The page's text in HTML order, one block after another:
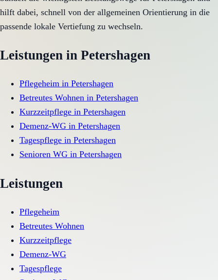
hilft dabei, schnell von der allgemeinen Orientierung in die
passende lokale Vertiefung zu wechseln.
Leistungen in Petershagen
Pflegeheim in Petershagen
Betreutes Wohnen in Petershagen
Kurzzeitpflege in Petershagen
Demenz-WG in Petershagen
Tagespflege in Petershagen
Senioren WG in Petershagen
Leistungen
Pflegeheim
Betreutes Wohnen
Kurzzeitpflege
Demenz-WG
Tagespflege